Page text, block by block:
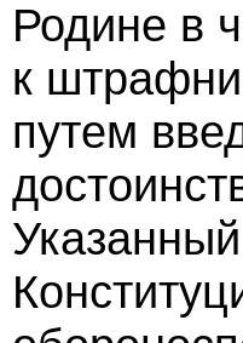
Родине в
к
путем